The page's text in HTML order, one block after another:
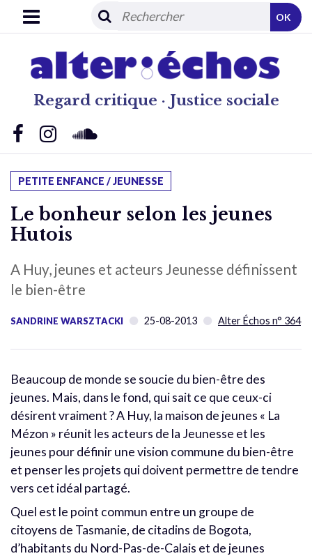
Regard critique · Justice sociale
OK
PETITE ENFANCE / JEUNESSE
Le bonheur selon les jeunes
Hutois
A Huy, jeunes et acteurs Jeunesse définissent
le bien-être
SANDRINE WARSZTACKI 25-08-2013 Alter Échos n° 364
Beaucoup de monde se soucie du bien-être des
jeunes. Mais, dans le fond, qui sait ce que ceux-ci
désirent vraiment ? A Huy, la maison de jeunes « La
Mézon » réunit les acteurs de la Jeunesse et les
jeunes pour définir une vision commune du bien-être
et penser les projets qui doivent permettre de tendre
vers cet idéal partagé.
Quel est le point commun entre un groupe de
citoyens de Tasmanie, de citadins de Bogota,
d’habitants du Nord-Pas-de-Calais et de jeunes